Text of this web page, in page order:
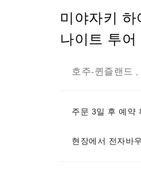
미야자키
나이트 투어
호주-퀸즐랜드
주문 3일 후 예약
현장에서 전자바